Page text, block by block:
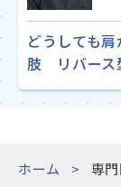
どうしても
肢 リバース
ホーム 専